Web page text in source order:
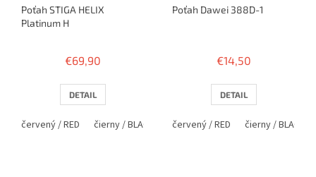
Poťah STIGA HELIX
Platinum H
€69,90
DETAIL
červený / RED čierny / BLACK
Poťah Dawei 388D-1
€14,50
DETAIL
červený / RED čierny / BLACK